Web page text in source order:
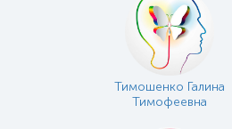
Тимошенко Галина
Тимофеевна